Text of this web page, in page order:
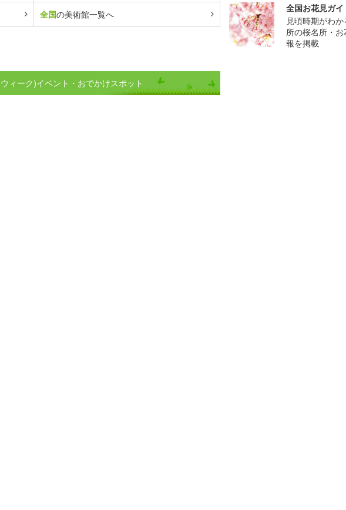
全国の美術館一覧へ
ィーク)イベント・おでかけスポット
全国お花見ガイ
見頃時期がわ
所の桜名所・
報を掲載